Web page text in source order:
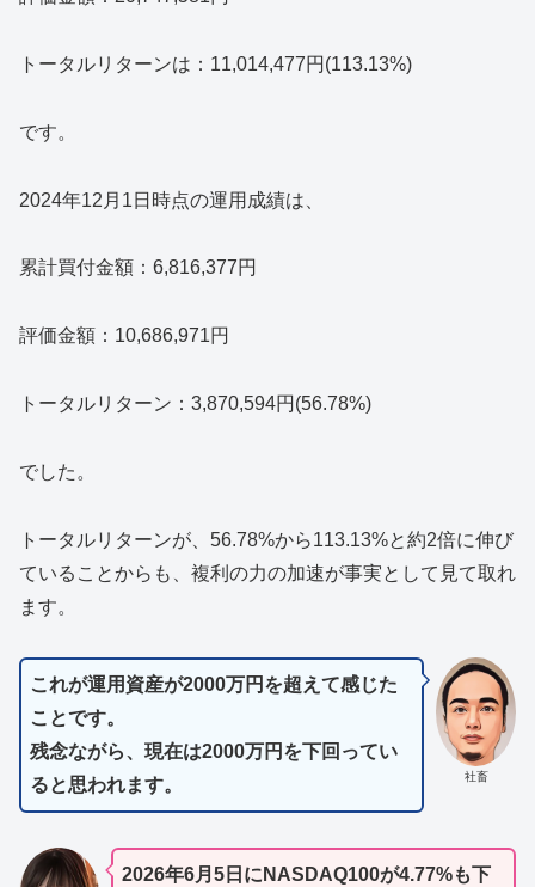
トータルリターンは：11,014,477円(113.13%)
です。
2024年12月1日時点の運用成績は、
累計買付金額：6,816,377円
評価金額：10,686,971円
トータルリターン：3,870,594円(56.78%)
でした。
トータルリターンが、56.78%から113.13%と約2倍に伸び
ていることからも、複利の力の加速が事実として見て取れ
ます。
社畜
これが運用資産が2000万円を超えて感じた
ことです。
残念ながら、現在は2000万円を下回ってい
ると思われます。
2026年6月5日にNASDAQ100が4.77%も下